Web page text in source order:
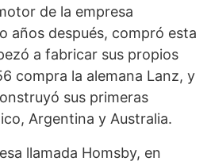
de la empresa
años después, compró esta
a fabricar sus propios
compra la alemana Lanz, y
sus primeras
Argentina y Australia.
llamada Homsby, en